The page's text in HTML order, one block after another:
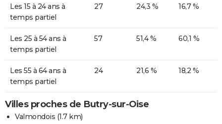
Les 15 à 24 ans à
temps partiel
27 24,3 % 16,7 %
Les 25 à 54 ans à
temps partiel
57 51,4 % 60,1 %
Les 55 à 64 ans à
temps partiel
24 21,6 % 18,2 %
Villes proches de Butry-sur-Oise
Valmondois (1.7 km)